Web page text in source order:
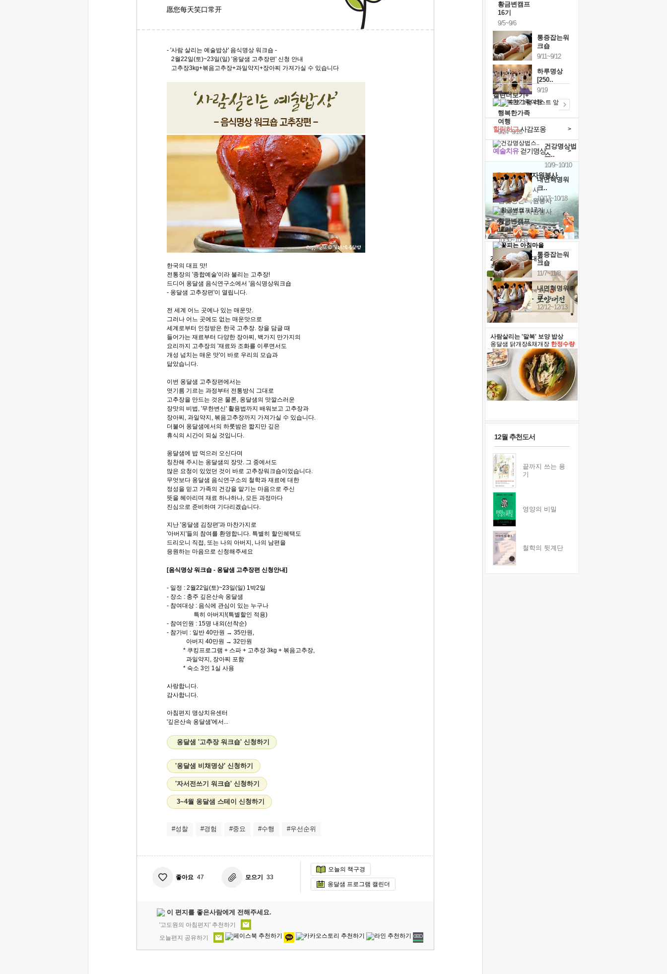
愿您每天笑口常开
- '사람 살리는 예술밥상' 음식명상 워크숍 -
2월22일(토)~23일(일) '옹달샘 고추장편' 신청 안내
고추장3kg+볶음고추장+과일약지+장아찌 가져가실 수 있습니다
한국의 대표 맛!
전통장의 '종합예술'이라 불리는 고추장!
드디어 옹달샘 음식연구소에서 '음식명상워크숍
- 옹달샘 고추장편'이 열립니다.
전 세계 어느 곳에나 있는 매운맛.
그러나 어느 곳에도 없는 매운맛으로
세계로부터 인정받은 한국 고추장. 장을 담글 때
들어가는 재료부터 다양한 장아찌, 백가지 만가지의
요리까지 고추장의 '재료와 조화를 이루면서도
개성 넘치는 매운 맛'이 바로 우리의 모습과
닮았습니다.
이번 옹달샘 고추장편에서는
엿기름 기르는 과정부터 전통방식 그대로
고추장을 만드는 것은 물론, 옹달샘의 맛깔스러운
장맛의 비법, '무한변신' 활용법까지 배워보고 고추장과
장아찌, 과일약지, 볶음고추장까지 가져가실 수 있습니다.
더불어 옹달샘에서의 하룻밤은 짧지만 깊은
휴식의 시간이 되실 것입니다.
옹달샘에 밥 먹으러 오신다며
칭찬해 주시는 옹달샘의 장맛. 그 중에서도
많은 요청이 있었던 것이 바로 고추장워크숍이었습니다.
무엇보다 옹달샘 음식연구소의 철학과 재료에 대한
정성을 믿고 가족의 건강을 맡기는 마음으로 주신
뜻을 헤아리며 재료 하나하나, 모든 과정마다
진심으로 준비하며 기다리겠습니다.
지난 '옹달샘 김장편'과 마찬가지로
'아버지'들의 참여를 환영합니다. 특별히 할인혜택도
드리오니 직접, 또는 나의 아버지, 나의 남편을
응원하는 마음으로 신청해주세요
[음식명상 워크숍 - 옹달샘 고추장편 신청안내]
- 일정 : 2월22일(토)~23일(일) 1박2일
- 장소 : 충주 깊은산속 옹달샘
- 참여대상 : 음식에 관심이 있는 누구나
특히 아버지!(특별할인 적용)
- 참여인원 : 15명 내외(선착순)
- 참가비 : 일반 40만원 → 35만원,
아버지 40만원 → 32만원
* 쿠킹프로그램 + 스파 + 고추장 3kg + 볶음고추장,
과일약지, 장아찌 포함
* 숙소 3인 1실 사용
사랑합니다.
감사합니다.
아침편지 명상치유센터
'깊은산속 옹달샘'에서...
옹달샘 '고추장 워크숍' 신청하기
'옹달샘 비채명상' 신청하기
'자서전쓰기 워크숍' 신청하기
3~4월 옹달샘 스테이 신청하기
#성찰 #경험 #중요 #수행 #우선순위
좋아요 47 모으기 33
오늘의 책구경
옹달샘 프로그램 캘린더
이 편지를 좋은사람에게 전해주세요.
'고도원의 아침편지' 추천하기
오늘편지 공유하기
황금변캠프
16기
9/5~9/6
통증잡는워
크숍
9/11~9/12
하루명상
[250..
9/19
행복한가족
여행
9/24~9/26
건강명상법
스..
10/9~10/10
내면혁명워
크..
10/17~10/18
황금변캠프
17기
10/30~10/31
통증잡는워
크숍
11/7~11/8
내면혁명워
크..
12/12~12/13
캘린더보기+
예술치유걷기명상 >
힐링허그사감포옹 >
'옹달샘의 꽃'자원봉사
· 청년 자원봉사
· 금빛청년 자원봉사
· 음식연구 자원봉사
2026 말복 보양대전
최대74%할인
사람살리는 '말복' 보양 밥상
옹달샘 닭개장&채개장 한정수량
12월 추천도서
끝까지 쓰는 용
기
영양의 비밀
철학의 뒷계단